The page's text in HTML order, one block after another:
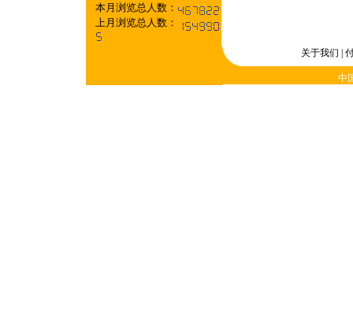
本月浏览总人数：
上月浏览总人数：
关于我们
中